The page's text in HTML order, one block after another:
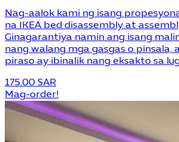
Nag-aalok kami ng isang
na IKEA bed disassembly at
Ginagarantiya namin ang isang
nang walang mga gasgas o pinsala,
piraso ay ibinalik nang eksakto sa
175.00 SAR
Mag-order!